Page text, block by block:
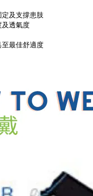
及支撐患肢
及透氣度
最佳舒適度